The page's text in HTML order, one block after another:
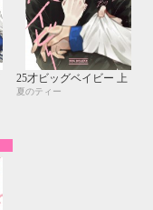
25才ビッグベイビー 上
夏のティー